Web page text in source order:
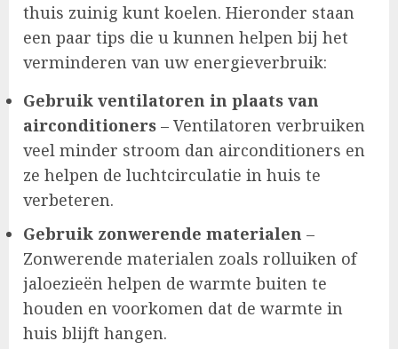
thuis zuinig kunt koelen. Hieronder staan ​​
een paar tips die u kunnen helpen bij het
verminderen van uw energieverbruik:
Gebruik ventilatoren in plaats van
airconditioners – Ventilatoren verbruiken
veel minder stroom dan airconditioners en
ze helpen de luchtcirculatie in huis te
verbeteren.
Gebruik zonwerende materialen –
Zonwerende materialen zoals rolluiken of
jaloezieën helpen de warmte buiten te
houden en voorkomen dat de warmte in
huis blijft hangen.